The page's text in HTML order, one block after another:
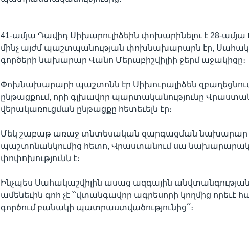
41-ամյա Դավիդ Սիխարուլիձեին փոխարինելու է 28-
մինչ այժմ պաշտպանության փոխնախարարն էր,
գործերի նախարար Վանո Մերաբիշվիլիի ջերմ աջակիցը։
Փոխնախարարի պաշտոնն էր Սիխուրալիձեն
ընթացքում, որի գլխավոր պարտականությունը
վերակառուցման ընթացքը հետեւելն էր։
Մեկ շաբաթ առաջ տնտեսական զարգացման նախարար
պաշտոնանկումից հետո, Վրաստանում սա
փոփոխությունն է։
Ինչպես Սահակաշվիլին ասաց ազգային անվտանգության
ամենեւին գոհ չէ ՝՝վտանգավոր ագրեսորի կողմից որեւէ
գործում բանակի պատրաստվածությունից՛՛։